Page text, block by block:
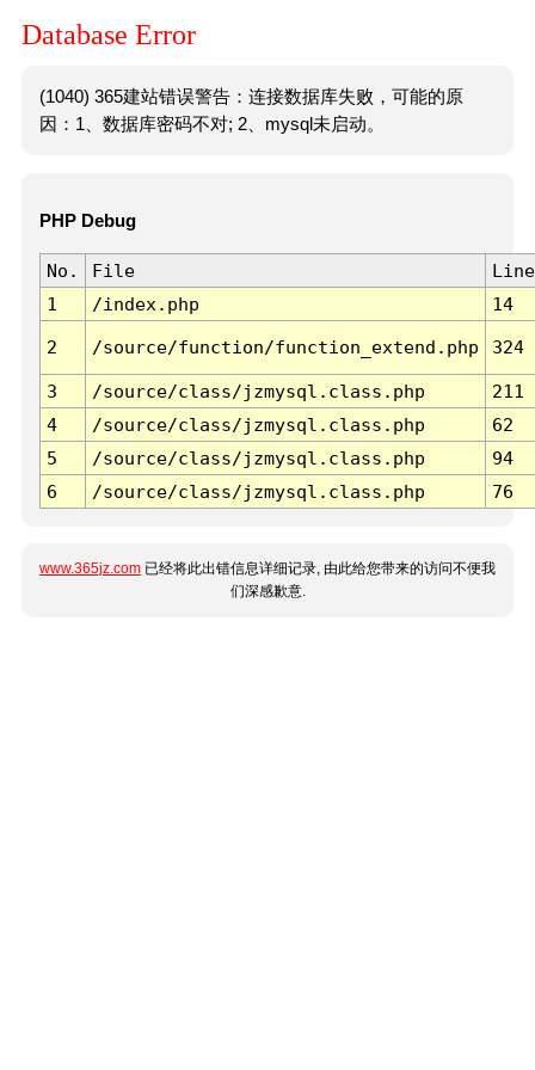
Database Error
(1040) 365建站错误警告：连接数据库失败，可能的原
因：1、数据库密码不对; 2、mysql未启动。
PHP Debug
No. File
Line
1
/index.php 14
2 /source/function/function_extend.php 324
3 /source/class/jzmysql.class.php
211
4
/source/class/jzmysql.class.php
62
5
/source/class/jzmysql.class.php
94
6
/source/class/jzmysql.class.php 76
www.365jz.com 已经将此出错信息详细记录, 由此给您带来的访问不便我
们深感歉意.